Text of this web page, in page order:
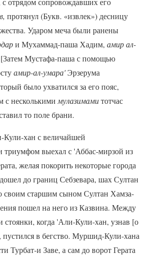
протянул (Букв. «извлек») десницу
Ударом меча были ранены
и Мухаммад-паша Хадим, амир ал-
Мустафа-паша с помощью
амир-ал-умара'Эрзерума
было ухватился за его пояс,
с несколькими мулазимамитотчас
то поле брани.
хан с величайшей
триумфом выехал с 'Аббас-мирзой из
желая покорить некоторые города
до границ Себзевара, шах Султан
своим старшим сыном Султан Хамза-
пошел на него из Казвина. Между
стоянки, когда 'Али-Кули-хан, узнав [о
в бегство. Муршид-Кули-хана
Турбат-и Заве, а сам до ворот Герата